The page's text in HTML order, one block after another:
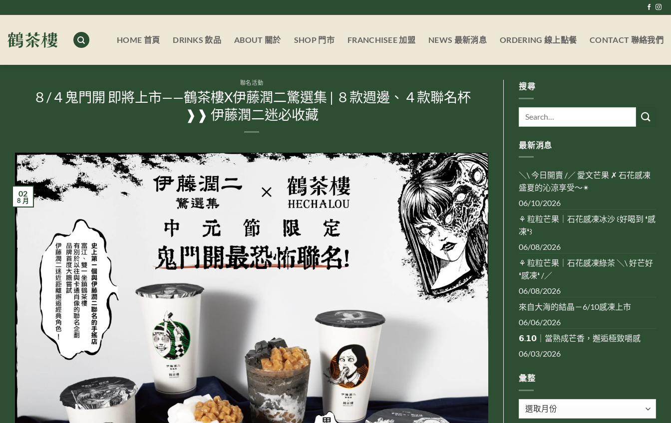
to
content
HOME 首頁
DRINKS 飲品 ABOUT 關於 SHOP 門市 FRANCHISEE 加盟 NEWS 最新消息 ORDERING 線上點餐 CONTACT 聯絡我們
聯名活動
８/４鬼門開 即將上市——鶴茶樓X伊藤潤二驚選集 | ８款週邊、４款聯名杯
❱❱ 伊藤潤二迷必收藏
02
8 月
搜尋
最新消息
＼\ 今日開賣 /／ 愛文芒果 ✗ 石花感凍
盛夏的沁涼享受～✴︎
06/10/2026
⚘ 粒粒芒果｜石花感凍冰沙 ꒰好喝到 ❛感
凍❛꒱
06/08/2026
⚘ 粒粒芒果｜石花感凍綠茶 ＼\ 好芒好
❛感凍❛ /／
06/08/2026
來自大海的結晶－6/10感凍上市
06/06/2026
𝟲.𝟭𝟬｜當熟成芒香，邂逅極致嚼感
06/03/2026
彙整